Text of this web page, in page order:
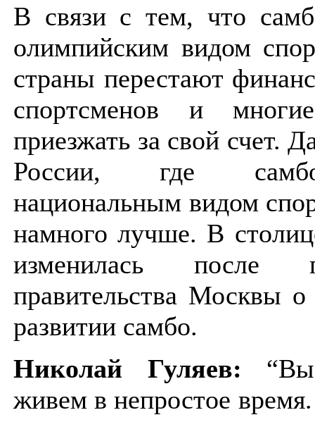
В связи с тем, что
олимпийским видом
страны перестают
спортсменов и
приезжать за свой счет.
России, где
национальным видом
намного лучше. В
изменилась после
правительства Москвы о
развитии самбо.
Николай Гуляев:
живем в непростое